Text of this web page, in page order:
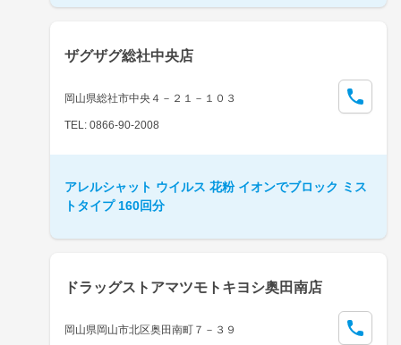
ザグザグ総社中央店
岡山県総社市中央４－２１－１０３
TEL: 0866-90-2008
アレルシャット ウイルス 花粉 イオンでブロック ミス
トタイプ 160回分
ドラッグストアマツモトキヨシ奥田南店
岡山県岡山市北区奥田南町７－３９